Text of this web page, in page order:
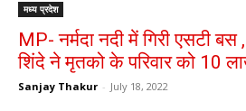
मध्य प्रदेश
MP- नर्मदा नदी में गिरी एसटी
शिंदे ने मृतको के परिवार को 10
Sanjay Thakur - July 18, 2022